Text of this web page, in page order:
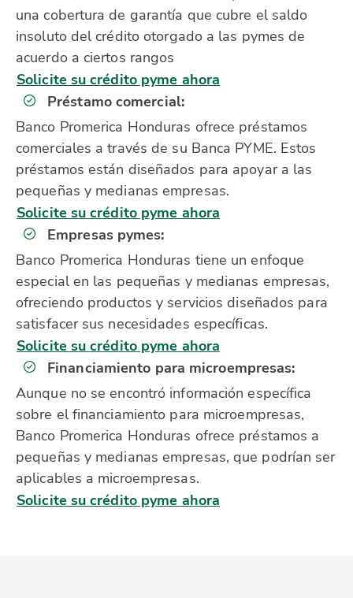
una cobertura de garantía que cubre el saldo
insoluto del crédito otorgado a las pymes de
acuerdo a ciertos rangos
Solicite su crédito pyme ahora
Préstamo comercial:
Banco Promerica Honduras ofrece préstamos
comerciales a través de su Banca PYME. Estos
préstamos están diseñados para apoyar a las
pequeñas y medianas empresas.
Solicite su crédito pyme ahora
Empresas pymes:
Banco Promerica Honduras tiene un enfoque
especial en las pequeñas y medianas empresas,
ofreciendo productos y servicios diseñados para
satisfacer sus necesidades específicas.
Solicite su crédito pyme ahora
Financiamiento para microempresas:
Aunque no se encontró información específica
sobre el financiamiento para microempresas,
Banco Promerica Honduras ofrece préstamos a
pequeñas y medianas empresas, que podrían ser
aplicables a microempresas.
Solicite su crédito pyme ahora